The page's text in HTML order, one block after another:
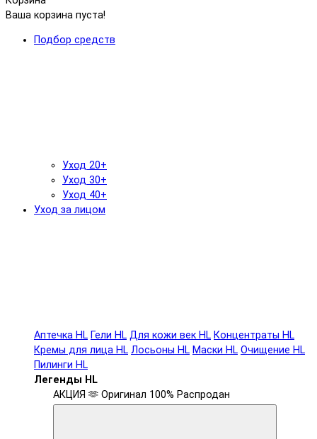
Ваша корзина пуста!
Подбор средств
Уход 20+
Уход 30+
Уход 40+
Уход за лицом
Аптечка HL Гели HL Для кожи век HL Концентраты HL
Кремы для лица HL Лосьоны HL Маски HL Очищение HL
Пилинги HL
Легенды HL
АКЦИЯ 🫶 Оригинал 100% Распродан